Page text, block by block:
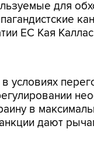
для
ЕС Кая
в
дают
говорится,